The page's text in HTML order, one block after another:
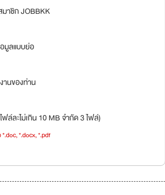
มาชิก JOBBKK
มูลแบบย่อ
านของท่าน
ล์ละไม่เกิน 10 MB จำกัด 3 ไฟล์)
*.doc, *.docx, *.pdf